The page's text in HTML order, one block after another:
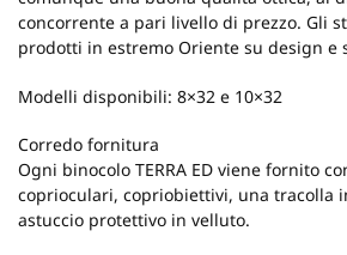
concorrente a pari livello di prezzo. Gli
prodotti in estremo Oriente su design e
Modelli disponibili: 8×32 e 10×32
Corredo fornitura
Ogni binocolo TERRA ED viene fornito
coprioculari, copriobiettivi, una tracolla
astuccio protettivo in velluto.